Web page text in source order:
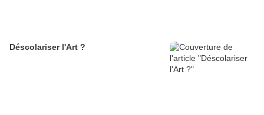
Déscolariser l'Art ?